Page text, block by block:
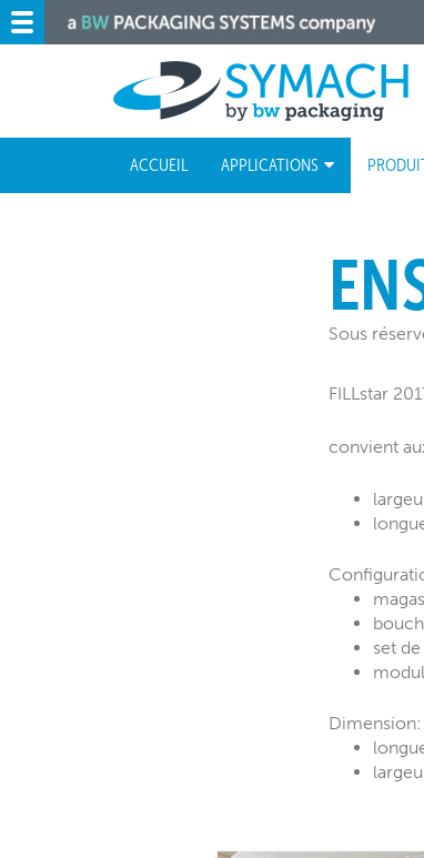
ACCUEIL APPLICATIONS
Sous
FILLstar
convient
set
Dimension: